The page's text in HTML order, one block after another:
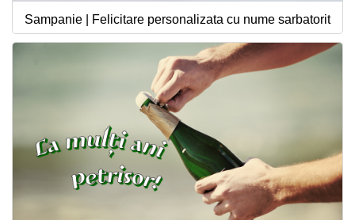
Sampanie | Felicitare personalizata cu nume sarbatorit